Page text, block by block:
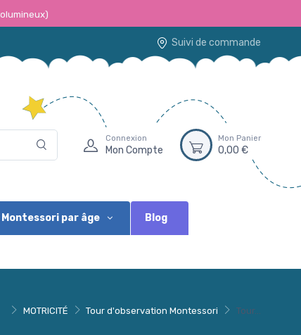
Suivi de commande
Connexion
Mon Compte
Mon Panier
0,00 €
par âge Blog
MOTRICITÉ Tour d'observation Montessori Tour...